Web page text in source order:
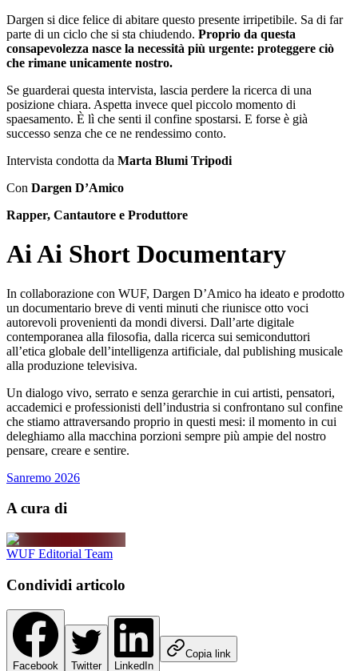
Dargen si dice felice di abitare questo presente irripetibile. Sa di far
parte di un ciclo che si sta chiudendo. Proprio da questa
consapevolezza nasce la necessità più urgente: proteggere ciò
che rimane unicamente nostro.
Se guarderai questa intervista, lascia perdere la ricerca di una
posizione chiara. Aspetta invece quel piccolo momento di
spaesamento. È lì che senti il confine spostarsi. E forse è già
successo senza che ce ne rendessimo conto.
Intervista condotta da Marta Blumi Tripodi
Con Dargen D’Amico
Rapper, Cantautore e Produttore
Ai Ai Short Documentary
In collaborazione con WUF, Dargen D’Amico ha ideato e prodotto
un documentario breve di venti minuti che riunisce otto voci
autorevoli provenienti da mondi diversi. Dall’arte digitale
contemporanea alla filosofia, dalla ricerca sui semiconduttori
all’etica globale dell’intelligenza artificiale, dal publishing musicale
alla produzione televisiva.
Un dialogo vivo, serrato e senza gerarchie in cui artisti, pensatori,
accademici e professionisti dell’industria si confrontano sul confine
che stiamo attraversando proprio in questi mesi: il momento in cui
deleghiamo alla macchina porzioni sempre più ampie del nostro
pensare, creare e sentire.
Sanremo 2026
A cura di
WUF Editorial Team
Condividi articolo
Facebook Twitter LinkedIn
Copia link